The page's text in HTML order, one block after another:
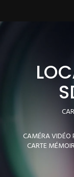
CAMÉRA VIDÉO
CARTE